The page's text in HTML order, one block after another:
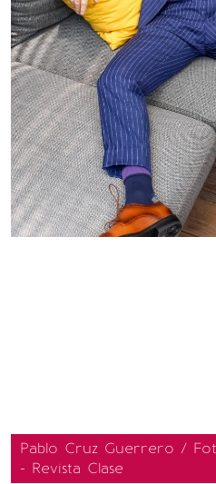
Pablo Cruz Guerrero /
- Revista Clase